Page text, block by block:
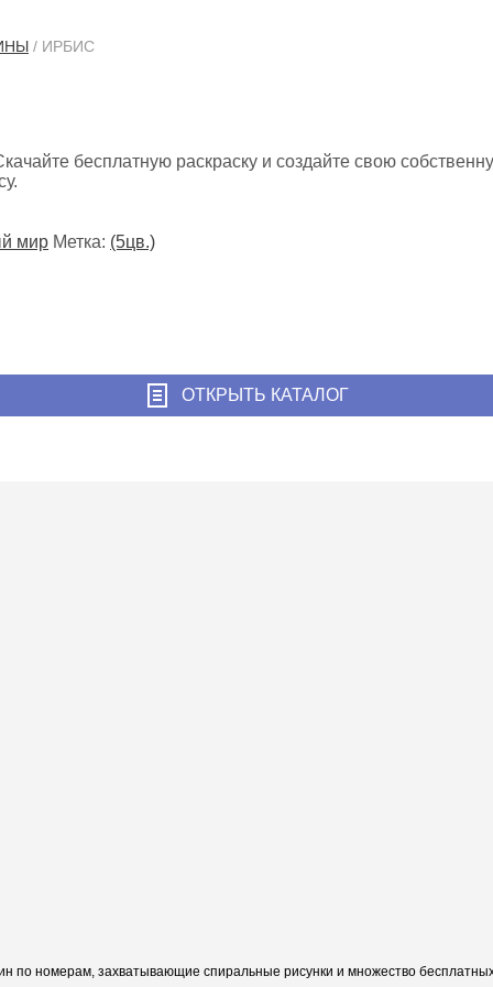
/ ИРБИС
бесплатную раскраску и создайте свою
мир Метка: (5цв.)
ОТКРЫТЬ КАТАЛОГ
по номерам, захватывающие спиральные рисунки и множество